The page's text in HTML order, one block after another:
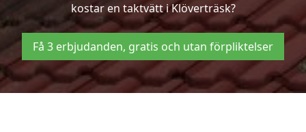
kostar en taktvätt i Klöverträsk?
Få 3 erbjudanden, gratis och utan förpliktelser